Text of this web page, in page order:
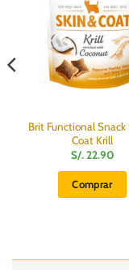
Brit Functional Snack
Coat Krill
S/.22.90
Comprar